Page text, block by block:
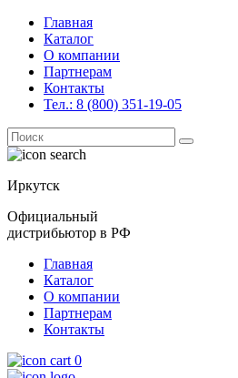
Главная
Каталог
О компании
Партнерам
Контакты
Тел.: 8 (800) 351-19-05
Поиск
for:
Иркутск
Официальный
дистрибьютор в РФ
Главная
Каталог
О компании
Партнерам
Контакты
0